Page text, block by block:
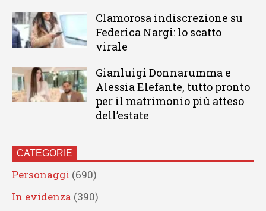
Clamorosa indiscrezione su
Federica Nargi: lo scatto
virale
Gianluigi Donnarumma e
Alessia Elefante, tutto pronto
per il matrimonio più atteso
dell’estate
CATEGORIE
Personaggi (690)
In evidenza (390)